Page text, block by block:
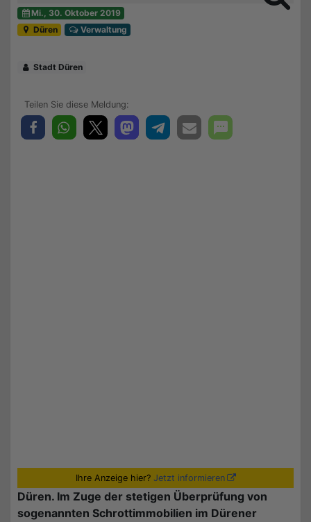
Mi., 30. Oktober 2019
Düren
Verwaltung
Stadt Düren
Ihre Anzeige hier? Jetzt informieren
Düren. Im Zuge der stetigen Überprüfung von
sogenannten Schrottimmobilien im Dürener